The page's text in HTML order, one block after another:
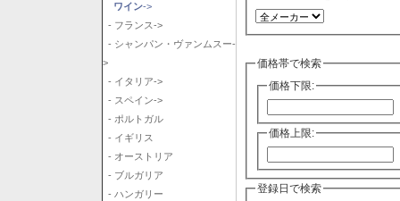
ワイン->
- フランス->
- シャンパン・ヴァンムスー-
>
- イタリア->
- スペイン->
- ポルトガル
- イギリス
- オーストリア
- ブルガリア
- ハンガリー
価格帯で検索
価格下限:
価格上限:
登録日で検索